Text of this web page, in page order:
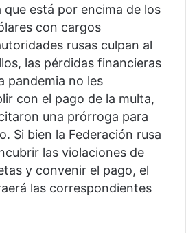
que está por encima de los
con cargos
rusas culpan al
las pérdidas financieras
pandemia no les
con el pago de la multa,
una prórroga para
Si bien la Federación rusa
las violaciones de
y convenir el pago, el
las correspondientes